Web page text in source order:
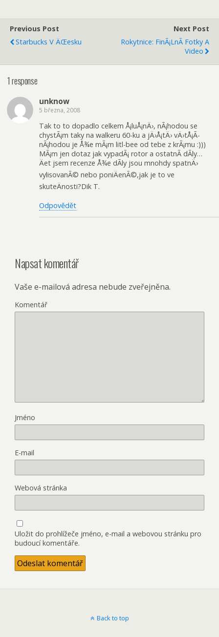
Previous Post
Starbucks V ÄŒesku
Next Post
Rokytnice: FinÃ¡lnÃ­ Fotky A
Video
1 response
unknow
5 března, 2008
Tak to to dopadlo celkem Å¡luÅ¡nÄ›, nÃ¡hodou se
chystÃ¡m taky na walkeru 60-ku a jÄ›Å¡tÄ› vÄ›tÅ¡Ã­
nÃ¡hodou je Å¾e mÃ¡m litl-bee od tebe z krÃ¡mu :)))
MÃ¡m jen dotaz jak vypadÃ¡ rotor a ostatnÃ­ dÃ­ly…
Äet jsem recenze Å¾e dÃ­ly jsou mnohdy spatnÄ›
vylisovanÃ© nebo poniÄenÃ©,jak je to ve
skuteÄnosti?Dik T.
Odpovědět
Napsat komentář
Vaše e-mailová adresa nebude zveřejněna.
Komentář
Jméno
E-mail
Webová stránka
Uložit do prohlížeče jméno, e-mail a webovou stránku pro
budoucí komentáře.
Back to top